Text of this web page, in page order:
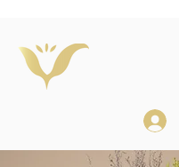
10% DE REGALO EN
ONLINE